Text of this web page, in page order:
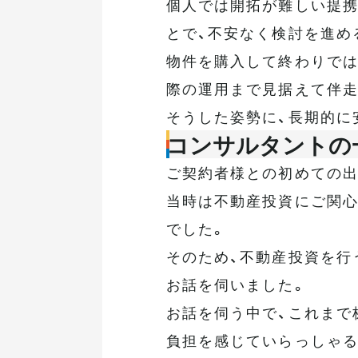
とで、不安なく検討を進
物件を購入して終わりで
際の運用まで見据えて伴
そうした姿勢に、長期的
コンサルタントの
ご契約者様との初めての
当時は不動産投資にご関
でした。
そのため、不動産投資を
お話を伺いました。
お話を伺う中で、これま
負担を感じていらっしゃ